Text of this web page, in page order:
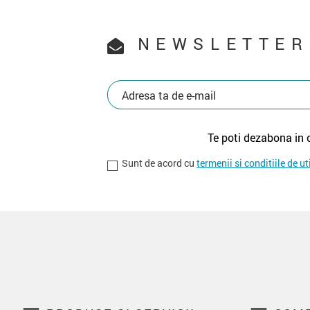
NEWSLETTER
Te poti dezabona
Sunt de acord cu termenii si conditiile de